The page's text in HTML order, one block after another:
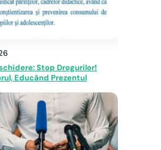
Stop Drogurilor!
Educând Prezentul